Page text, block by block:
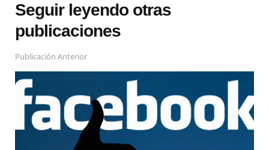
Seguir leyendo otras
publicaciones
Publicación Anterior